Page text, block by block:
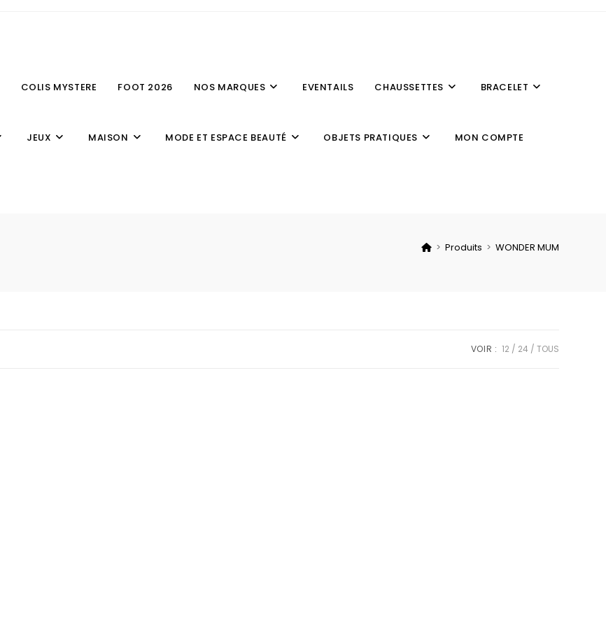
COLIS MYSTERE FOOT 2026 NOS MARQUES EVENTAILS CHAUSSETTES BRACELET
JEUX MAISON MODE ET ESPACE BEAUTÉ OBJETS PRATIQUES MON COMPTE
> Produits > WONDER MUM
VOIR : 12 24 TOUS